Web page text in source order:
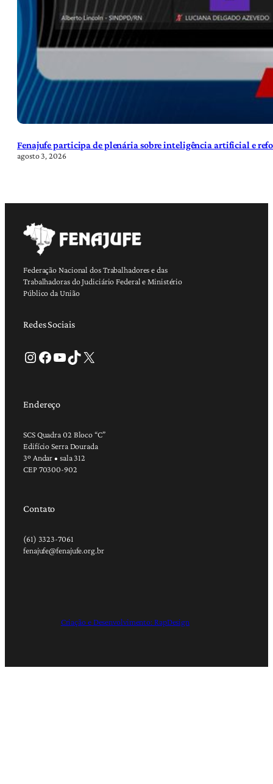
Fenajufe participa de plenária sobre inteligência artificial e
agosto 3, 2026
Federação Nacional dos Trabalhadores e das
Trabalhadoras do Judiciário Federal e Ministério
Público da União
Redes Sociais
Instagram Facebook Youtube TikTok X
Endereço
SCS Quadra 02 Bloco “C”
Edifício Serra Dourada
3º Andar • sala 312
CEP 70300-902
Contato
(61) 3323-7061
fenajufe@fenajufe.org.br
Criação e Desenvolvimento: RapDesign